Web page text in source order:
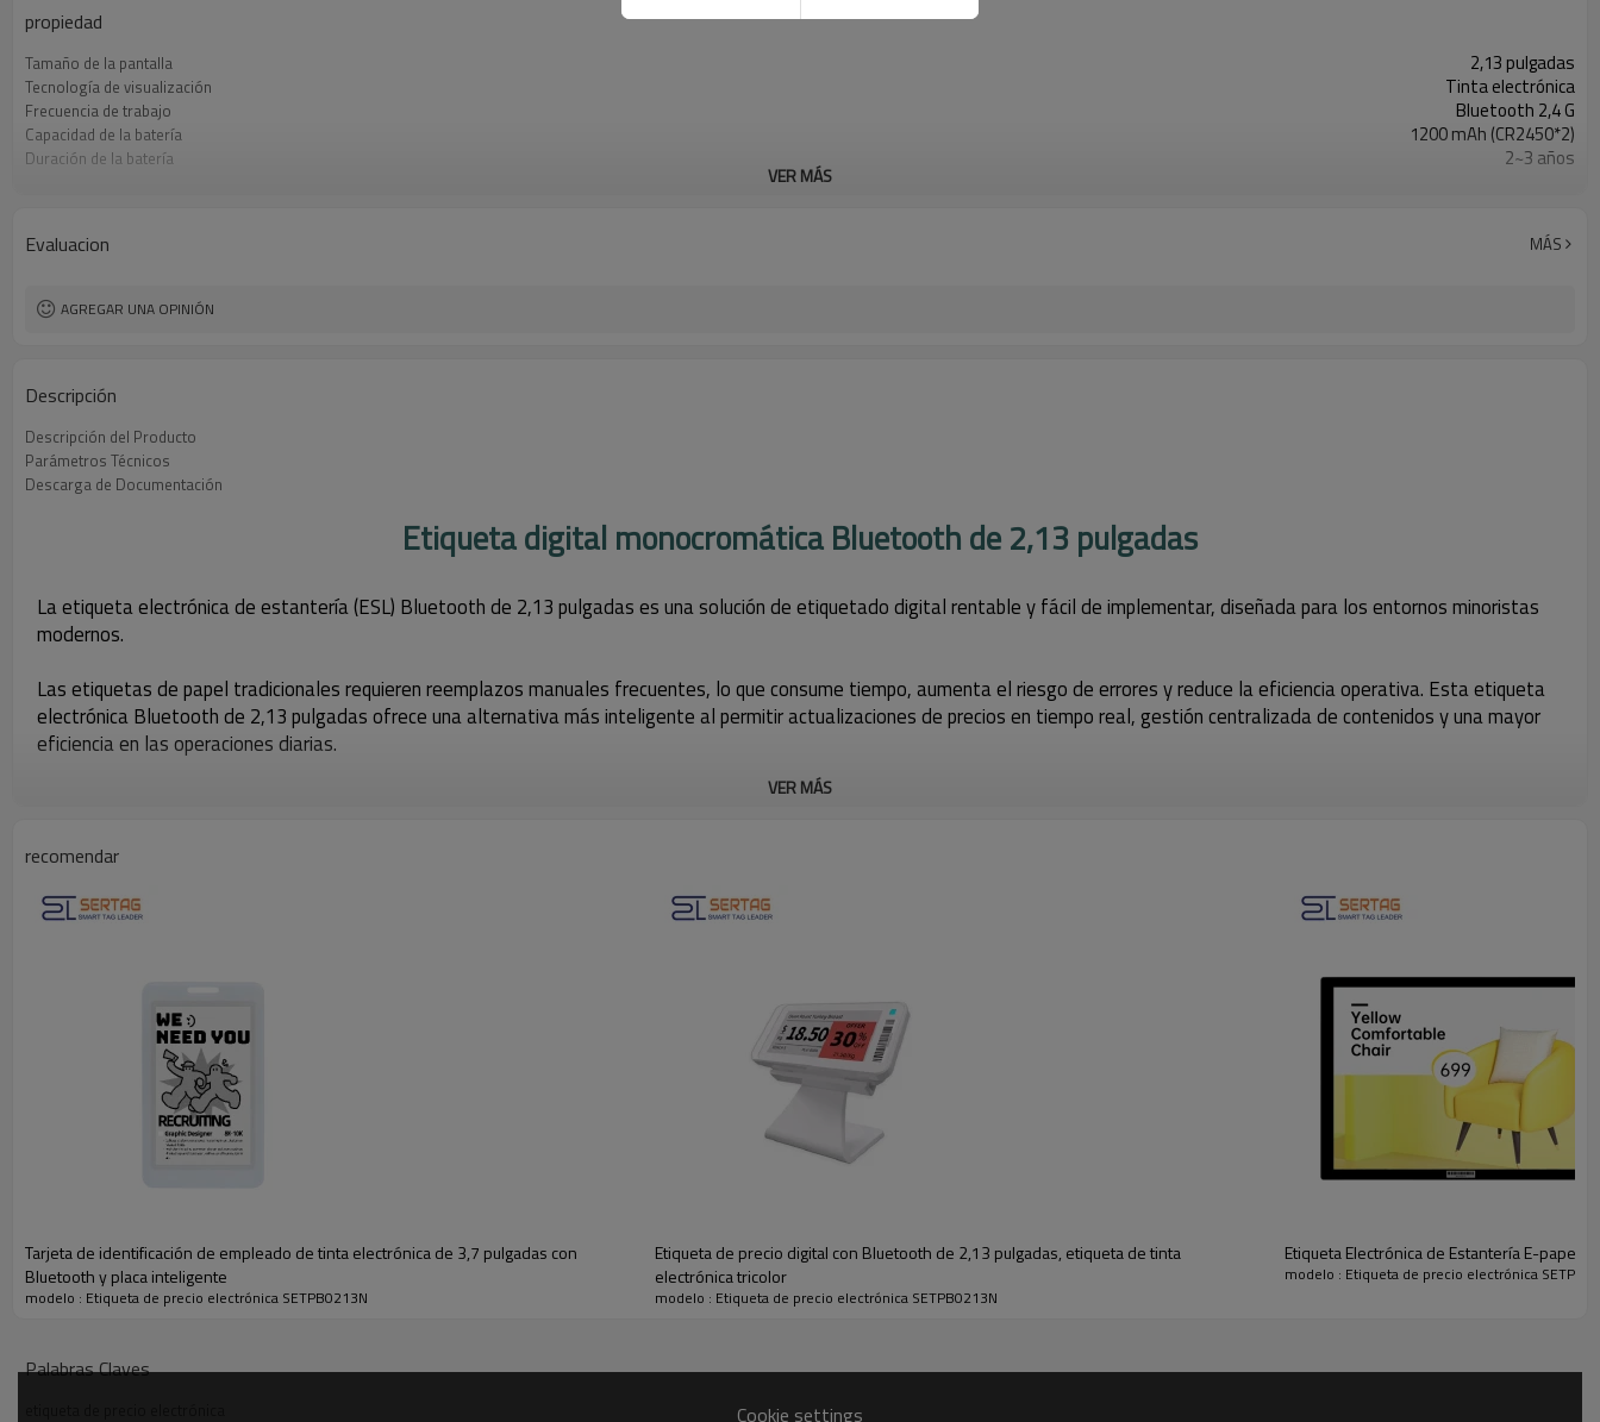
propiedad
Tamaño de la pantalla 2,13 pulgadas
Tecnología de visualización Tinta electrónica
Frecuencia de trabajo Bluetooth 2,4 G
Capacidad de la batería 1200 mAh (CR2450*2)
Duración de la batería 2~3 años
VER MÁS
Evaluacion MÁS
AGREGAR UNA OPINIÓN
Descripción
Descripción del Producto
Parámetros Técnicos
Descarga de Documentación
Etiqueta digital monocromática Bluetooth de 2,13 pulgadas
La etiqueta electrónica de estantería (ESL) Bluetooth de 2,13 pulgadas es una solución de etiquetado digital rentable y fácil de implementar, diseñada para los entornos minoristas
modernos.
Las etiquetas de papel tradicionales requieren reemplazos manuales frecuentes, lo que consume tiempo, aumenta el riesgo de errores y reduce la eficiencia operativa. Esta etiqueta
electrónica Bluetooth de 2,13 pulgadas ofrece una alternativa más inteligente al permitir actualizaciones de precios en tiempo real, gestión centralizada de contenidos y una mayor
eficiencia en las operaciones diarias.
Gracias a la comunicación mediante Bluetooth y al control a través de una aplicación móvil, el personal de la tienda puede actualizar las etiquetas en cualquier momento y desde
minoristas que buscan una implementación ESL ligera, flexible y de bajo costo.
VER MÁS
recomendar
Tarjeta de identificación de empleado de tinta electrónica de 3,7 pulgadas con
Bluetooth y placa inteligente
modelo : Etiqueta de precio electrónica SETPB0213N
Etiqueta de precio digital con Bluetooth de 2,13 pulgadas, etiqueta de tinta
electrónica tricolor
modelo : Etiqueta de precio electrónica SETPB0213N
Etiqueta Electrónica de Estantería E-paper
modelo : Etiqueta de precio electrónica
Palabras Claves
Cookie settings